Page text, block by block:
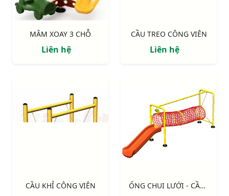
MÂM XOAY 3 CHỖ
Liên hệ
CẦU TREO CÔNG VIÊN
Liên hệ
CẦU KHỈ CÔNG VIÊN ỐNG CHUI LƯỚI - CẦU TRƯỢT NIK7001